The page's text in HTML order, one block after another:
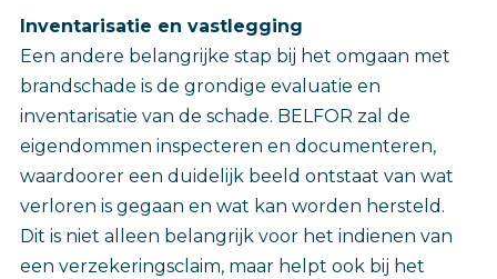
Inventarisatie en vastlegging
Een andere belangrijke stap bij het omgaan met
brandschade is de grondige evaluatie en
inventarisatie van de schade. BELFOR zal de
eigendommen inspecteren en documenteren,
waardoorer een duidelijk beeld ontstaat van wat
verloren is gegaan en wat kan worden hersteld.
Dit is niet alleen belangrijk voor het indienen van
een verzekeringsclaim, maar helpt ook bij het